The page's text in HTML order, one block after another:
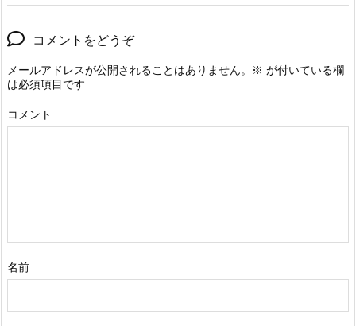
コメントをどうぞ
メールアドレスが公開されることはありません。 ※ が付いている欄
は必須項目です
コメント
名前